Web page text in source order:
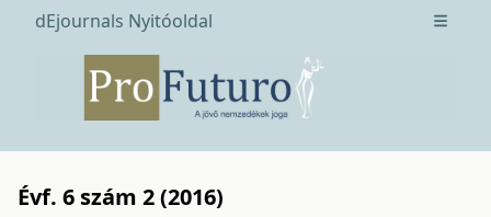
dEjournals Nyitóoldal Open
Évf. 6 szám 2 (2016)